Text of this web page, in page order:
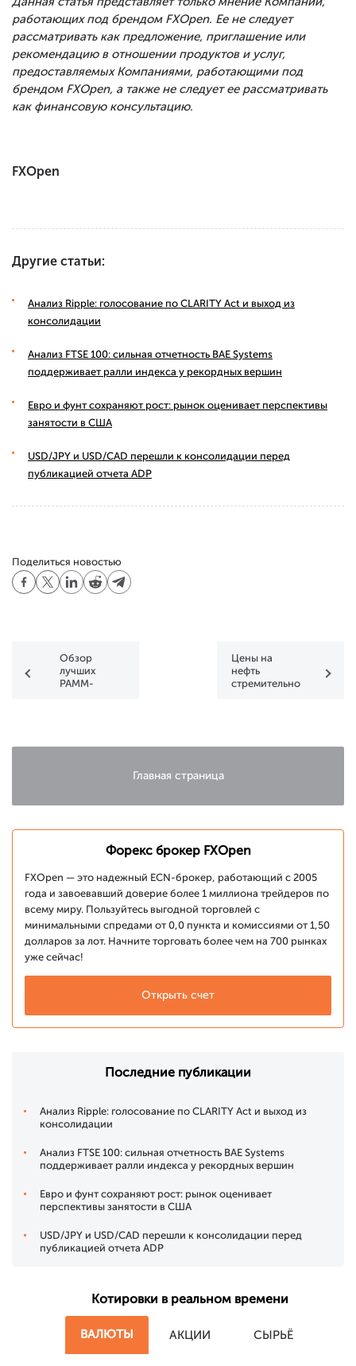
работающих под брендом FXOpen. Ее не следует
рассматривать как предложение, приглашение или
рекомендацию в отношении продуктов и услуг,
предоставляемых Компаниями, работающими под
брендом FXOpen, а также не следует ее рассматривать
как финансовую консультацию.
FXOpen
Другие статьи:
Анализ Ripple: голосование по CLARITY Act и выход из
консолидации
Анализ FTSE 100: сильная отчетность BAE Systems
поддерживает ралли индекса у рекордных вершин
Евро и фунт сохраняют рост: рынок оценивает перспективы
занятости в США
USD/JPY и USD/CAD перешли к консолидации перед
публикацией отчета ADP
Поделиться новостью
Обзор
лучших
PAMM-
Цены на
нефть
стремительно
Главная страница
Форекс брокер FXOpen
FXOpen — это надежный ECN-брокер, работающий с 2005
года и завоевавший доверие более 1 миллиона трейдеров по
всему миру. Пользуйтесь выгодной торговлей с
минимальными спредами от 0,0 пункта и комиссиями от 1,50
долларов за лот. Начните торговать более чем на 700 рынках
уже сейчас!
Открыть счет
Последние публикации
Анализ Ripple: голосование по CLARITY Act и выход из
консолидации
Анализ FTSE 100: сильная отчетность BAE Systems
поддерживает ралли индекса у рекордных вершин
Евро и фунт сохраняют рост: рынок оценивает
перспективы занятости в США
USD/JPY и USD/CAD перешли к консолидации перед
публикацией отчета ADP
Котировки в реальном времени
ВАЛЮТЫ АКЦИИ СЫРЬЁ